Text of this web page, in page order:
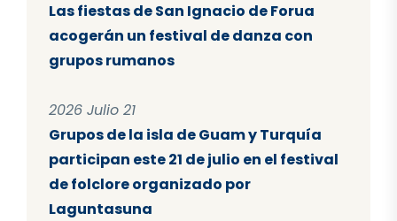
Las fiestas de San Ignacio de Forua
acogerán un festival de danza con
grupos rumanos
2026 Julio 21
Grupos de la isla de Guam y Turquía
participan este 21 de julio en el festival
de folclore organizado por
Laguntasuna